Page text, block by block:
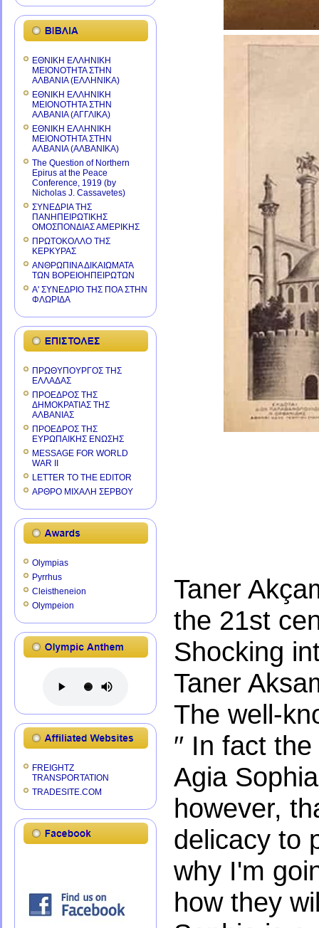
ΕΘΝΙΚΗ ΕΛΛΗΝΙΚΗ
ΜΕΙΟΝΟΤΗΤΑ ΣΤΗΝ
ΑΛΒΑΝΙΑ (ΕΛΛΗΝΙΚΑ)
ΕΘΝΙΚΗ ΕΛΛΗΝΙΚΗ
ΜΕΙΟΝΟΤΗΤΑ ΣΤΗΝ
ΑΛΒΑΝΙΑ (ΑΓΓΛΙΚΑ)
ΕΘΝΙΚΗ ΕΛΛΗΝΙΚΗ
ΜΕΙΟΝΟΤΗΤΑ ΣΤΗΝ
ΑΛΒΑΝΙΑ (ΑΛΒΑΝΙΚΑ)
The Question of Northern
Epirus at the Peace
Conference, 1919 (by
Nicholas J. Cassavetes)
ΣΥΝΕΔΡΙΑ ΤΗΣ
ΠΑΝΗΠΕΙΡΩΤΙΚΗΣ
ΟΜΟΣΠΟΝΔΙΑΣ ΑΜΕΡΙΚΗΣ
ΠΡΩΤΟΚΟΛΛΟ ΤΗΣ
ΚΕΡΚΥΡΑΣ
ΑΝΘΡΩΠΙΝΑ ΔΙΚΑΙΩΜΑΤΑ
ΤΩΝ ΒΟΡΕΙΟΗΠΕΙΡΩΤΩΝ
Α' ΣΥΝΕΔΡΙΟ ΤΗΣ ΠΟΑ ΣΤΗΝ
ΦΛΩΡΙΔΑ
ΠΡΩΘΥΠΟΥΡΓΟΣ ΤΗΣ
ΕΛΛΑΔΑΣ
ΠΡΟΕΔΡΟΣ ΤΗΣ
ΔΗΜΟΚΡΑΤΙΑΣ ΤΗΣ
ΑΛΒΑΝΙΑΣ
ΠΡΟΕΔΡΟΣ ΤΗΣ
ΕΥΡΩΠΑΙΚΗΣ ΕΝΩΣΗΣ
MESSAGE FOR WORLD
WAR II
LETTER TO THE EDITOR
ΑΡΘΡΟ ΜΙΧΑΛΗ ΣΕΡΒΟΥ
Olympias
Pyrrhus
Cleistheneion
Olympeion
FREIGHTZ
TRANSPORTATION
TRADESITE.COM
Taner
the 21st
Shocking
Taner
The well-
′′ In fact
Agia Sophia
however,
delicacy to
why I'm
how they